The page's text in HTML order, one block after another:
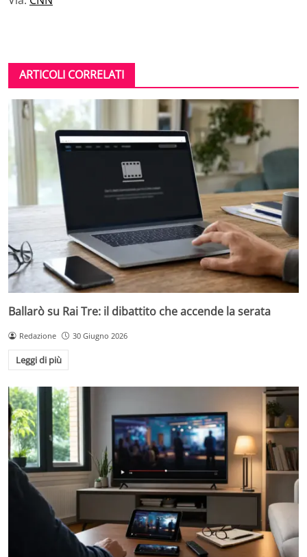
ARTICOLI CORRELATI
Ballarò su Rai Tre: il dibattito che accende la serata
Redazione 30 Giugno 2026
Leggi di più